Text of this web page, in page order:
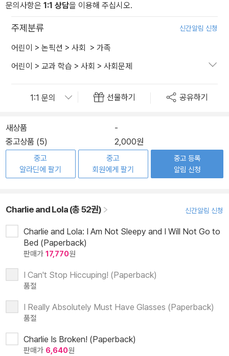
문의사항은 1:1 상담을 이용해 주십시오.
주제분류 신간알림 신청
어린이 > 논픽션 > 사회 > 가족
어린이 > 교과 학습 > 사회 > 사회문제
선물하기 공유하기
새상품
-
중고상품 (5)
2,000원
중고
알라딘에 팔기
중고
회원에게 팔기
중고 등록
알림 신청
Charlie and Lola (총 52권) 신간알림 신청
Charlie and Lola: I Am Not Sleepy and I Will Not Go to
Bed (Paperback)
판매가 17,770원
I Can't Stop Hiccuping! (Paperback)
품절
I Really Absolutely Must Have Glasses (Paperback)
품절
Charlie Is Broken! (Paperback)
판매가 6,640원